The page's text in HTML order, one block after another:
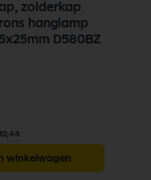
zolderkap
hanglamp
D580BZ
winkelwagen